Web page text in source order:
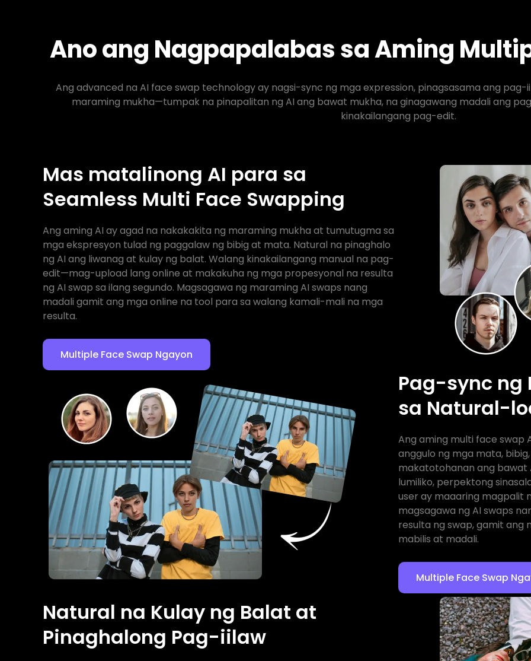
Ano ang Nagpapalabas sa Aming
Ang advanced na AI face swap technology ay nagsi-sync ng mga expression, pinagsasama ang
maraming mukha—tumpak na pinapalitan ng AI ang bawat mukha, na ginagawang madali ang
kinakailangang pag-edit.
Mas matalinong AI para sa
Seamless Multi Face Swapping
Ang aming AI ay agad na nakakakita ng maraming mukha at tumutugma sa
mga ekspresyon tulad ng paggalaw ng bibig at mata. Natural na pinaghalo
ng AI ang liwanag at kulay ng balat. Walang kinakailangang manual na pag-
edit—mag-upload lang online at makakuha ng mga propesyonal na resulta
ng AI swap sa ilang segundo. Magsagawa ng maraming AI swaps nang
madali gamit ang mga online na tool para sa walang kamali-mali na mga
resulta.
Multiple Face Swap Ngayon
Pag-sync ng
sa Natural-
Ang aming multi face swap
anggulo ng mga mata,
makatotohanan ang bawat
lumiliko, perpektong
user ay maaaring magpalit
magsagawa ng AI swaps
resulta ng swap, gamit ang
mabilis at madali.
Multiple Face Swap
Natural na Kulay ng Balat at
Pinaghalong Pag-iilaw